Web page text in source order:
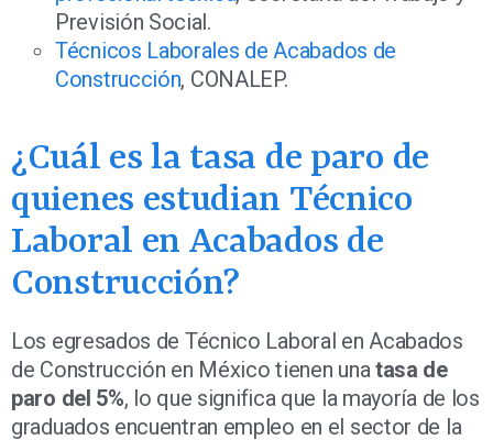
Previsión Social.
Técnicos Laborales de Acabados de
Construcción, CONALEP.
¿Cuál es la tasa de paro de
quienes estudian Técnico
Laboral en Acabados de
Construcción?
Los egresados de Técnico Laboral en Acabados
de Construcción en México tienen una tasa de
paro del 5%, lo que significa que la mayoría de los
graduados encuentran empleo en el sector de la